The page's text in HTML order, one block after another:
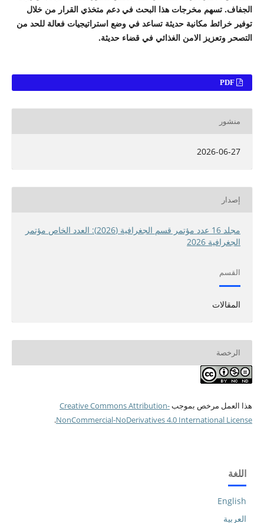
الجفاف. تسهم مخرجات هذا البحث في دعم متخذي القرار من خلال
توفير خرائط مكانية حديثة تساعد في وضع استراتيجيات فعالة للحد من
التصحر وتعزيز الامن الغذائي في قضاء حديثة.
PDF
منشور
2026-06-27
إصدار
مجلد 16 عدد مؤتمر قسم الجغرافية (2026): العدد الخاص مؤتمر
الجغرافية 2026
القسم
المقالات
الرخصة
هذا العمل مرخص بموجبCreative Commons Attribution-
NonCommercial-NoDerivatives 4.0 International License
.
اللغة
English
العربية